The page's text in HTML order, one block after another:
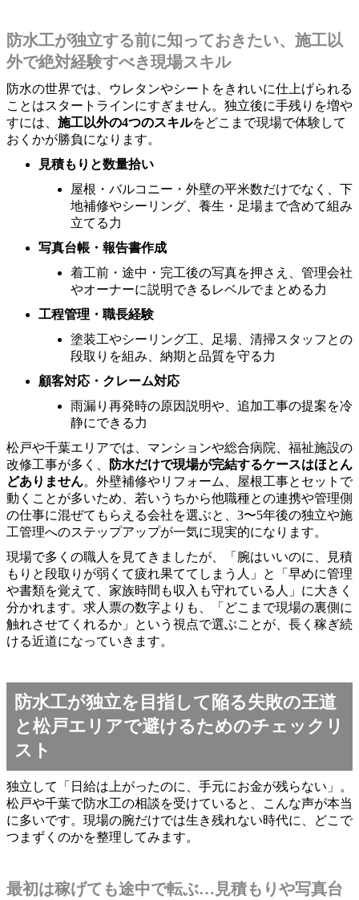
防水工が独立する前に知っておきたい、施工以
外で絶対経験すべき現場スキル
防水の世界では、ウレタンやシートをきれいに仕上げられる
ことはスタートラインにすぎません。独立後に手残りを増や
すには、 施工以外の4つのスキルをどこまで現場で体験して
おくかが勝負になります。
見積もりと数量拾い
屋根・バルコニー・外壁の平米数だけでなく、下
地補修やシーリング、養生・足場まで含めて組み
立てる力
写真台帳・報告書作成
着工前・途中・完工後の写真を押さえ、管理会社
やオーナーに説明できるレベルでまとめる力
工程管理・職長経験
塗装工やシーリング工、足場、清掃スタッフとの
段取りを組み、納期と品質を守る力
顧客対応・クレーム対応
雨漏り再発時の原因説明や、追加工事の提案を冷
静にできる力
松戸や千葉エリアでは、マンションや総合病院、福祉施設の
改修工事が多く、
防水だけで現場が完結するケースはほとん
どありません。外壁補修やリフォーム、屋根工事とセットで
動くことが多いため、若いうちから他職種との連携や管理側
の仕事に混ぜてもらえる会社を選ぶと、3〜5年後の独立や施
工管理へのステップアップが一気に現実的になります。
現場で多くの職人を見てきましたが、「腕はいいのに、見積
もりと段取りが弱くて疲れ果ててしまう人」と「早めに管理
や書類を覚えて、家族時間も収入も守れている人」に大きく
分かれます。求人票の数字よりも、「どこまで現場の裏側に
触れさせてくれるか」という視点で選ぶことが、長く稼ぎ続
ける近道になっていきます。
防水工が独立を目指して陥る失敗の王道
と松戸エリアで避けるためのチェックリ
スト
独立して「日給は上がったのに、手元にお金が残らない」。
松戸や千葉で防水工の相談を受けていると、こんな声が本当
に多いです。現場の腕だけでは生き残れない時代に、どこで
つまずくのかを整理してみます。
最初は稼げても途中で転ぶ…見積もりや写真台